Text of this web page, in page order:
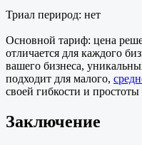
Триал перирод: нет
Основной тариф: цена
отличается для каждого
вашего бизнеса,
подходит для малого,
своей гибкости и
Заключение